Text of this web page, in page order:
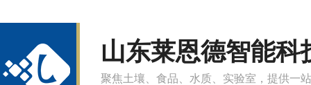
山东莱恩德智能科
聚焦土壤、食品、水质、实验室，提供一